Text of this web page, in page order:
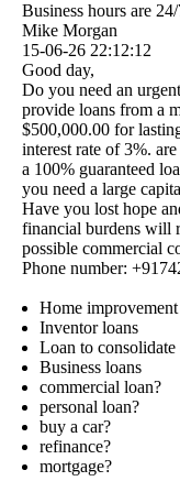
Business hours are
Mike Morgan
15-06-26 22:12:12
Good day,
Do you need an
provide loans from a
$500,000.00 for
interest rate of 3%.
a 100% guaranteed
you need a large
Have you lost hope
financial burdens will
possible commercial
Phone number:
Home improvement
Inventor loans
Loan to consolidate
Business loans
commercial loan?
personal loan?
buy a car?
refinance?
mortgage?